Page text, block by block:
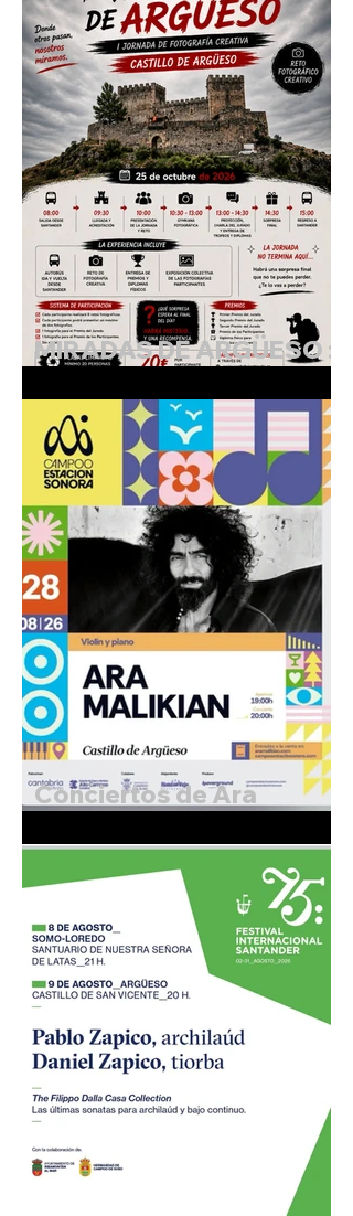
MIRADAS DE ARGÜESO :
Creativa.
Conciertos de Ara
Agosto de 2026